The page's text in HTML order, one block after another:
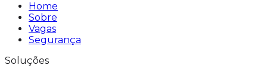
Home
Sobre
Vagas
Segurança
Soluções